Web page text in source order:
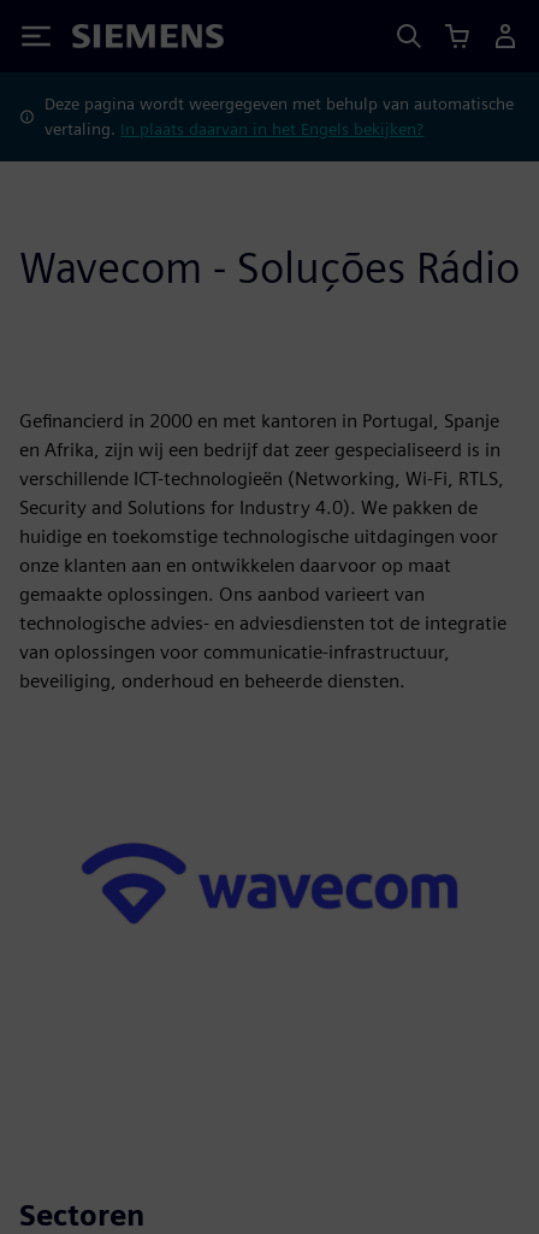
Siemens
Deze pagina wordt weergegeven met behulp van automatische
vertaling. In plaats daarvan in het Engels bekijken?
Wavecom - Soluções Rádio
Gefinancierd in 2000 en met kantoren in Portugal, Spanje
en Afrika, zijn wij een bedrijf dat zeer gespecialiseerd is in
verschillende ICT-technologieën (Networking, Wi-Fi, RTLS,
Security and Solutions for Industry 4.0). We pakken de
huidige en toekomstige technologische uitdagingen voor
onze klanten aan en ontwikkelen daarvoor op maat
gemaakte oplossingen. Ons aanbod varieert van
technologische advies- en adviesdiensten tot de integratie
van oplossingen voor communicatie-infrastructuur,
beveiliging, onderhoud en beheerde diensten.
Sectoren